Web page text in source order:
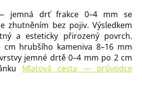
jemná drť frakce 0–4 mm se
zhutněním bez pojiv. Výsledkem
a esteticky přirozený povrch.
cm hrubšího kameniva 8–16 mm
jemné drtě 0–4 mm po 2 cm
Mlatová cesta — průvodce